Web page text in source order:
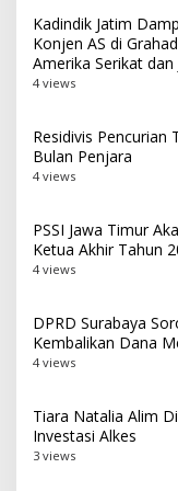
Kadindik Jatim
Konjen AS di
Amerika Serikat
4 views
Residivis Pencurian
Bulan Penjara
4 views
PSSI Jawa Timur
Ketua Akhir Tahun
4 views
DPRD Surabaya
Kembalikan Dana
4 views
Tiara Natalia Alim
Investasi Alkes
3 views